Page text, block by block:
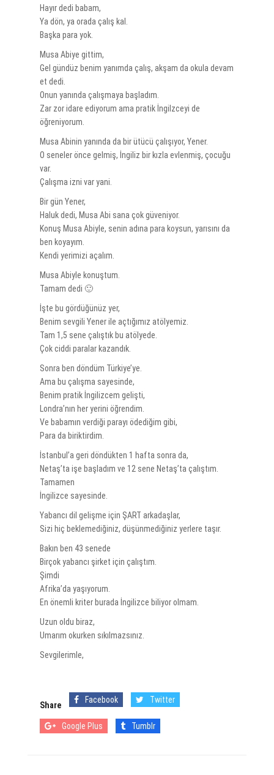
Hayır dedi babam,
Ya dön, ya orada çalış kal.
Başka para yok.
Musa Abiye gittim,
Gel gündüz benim yanımda çalış, akşam da okula devam
et dedi.
Onun yanında çalışmaya başladım.
Zar zor idare ediyorum ama pratik İngilzceyi de
öğreniyorum.
Musa Abinin yanında da bir ütücü çalışıyor, Yener.
O seneler önce gelmiş, İngiliz bir kızla evlenmiş, çocuğu
var.
Çalışma izni var yani.
Bir gün Yener,
Haluk dedi, Musa Abi sana çok güveniyor.
Konuş Musa Abiyle, senin adına para koysun, yarısını da
ben koyayım.
Kendi yerimizi açalım.
Musa Abiyle konuştum.
Tamam dedi 🙂
İşte bu gördüğünüz yer,
Benim sevgili Yener ile açtığımız atölyemiz.
Tam 1,5 sene çalıştık bu atölyede.
Çok ciddi paralar kazandık.
Sonra ben döndüm Türkiye’ye.
Ama bu çalışma sayesinde,
Benim pratik İngilizcem gelişti,
Londra’nın her yerini öğrendim.
Ve babamın verdiği parayı ödediğim gibi,
Para da biriktirdim.
İstanbul’a geri döndükten 1 hafta sonra da,
Netaş’ta işe başladım ve 12 sene Netaş’ta çalıştım.
Tamamen
İngilizce sayesinde.
Yabancı dil gelişme için ŞART arkadaşlar,
Sizi hiç beklemediğiniz, düşünmediğiniz yerlere taşır.
Bakın ben 43 senede
Birçok yabancı şirket için çalıştım.
Şimdi
Afrika’da yaşıyorum.
En önemli kriter burada İngilizce biliyor olmam.
Uzun oldu biraz,
Umarım okurken sıkılmazsınız.
Sevgilerimle,
Share
Facebook Twitter
Google Plus Tumblr